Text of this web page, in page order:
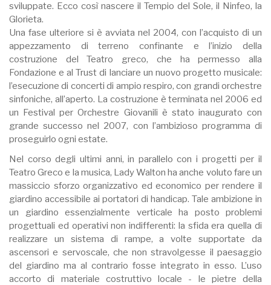
sviluppate. Ecco così nascere il Tempio del Sole, il Ninfeo, la
Glorieta.
Una fase ulteriore si è avviata nel 2004, con l’acquisto di un
appezzamento di terreno confinante e l’inizio della
costruzione del Teatro greco, che ha permesso alla
Fondazione e al Trust di lanciare un nuovo progetto musicale:
l’esecuzione di concerti di ampio respiro, con grandi orchestre
sinfoniche, all’aperto. La costruzione è terminata nel 2006 ed
un Festival per Orchestre Giovanili è stato inaugurato con
grande successo nel 2007, con l’ambizioso programma di
proseguirlo ogni estate.
Nel corso degli ultimi anni, in parallelo con i progetti per il
Teatro Greco e la musica, Lady Walton ha anche voluto fare un
massiccio sforzo organizzativo ed economico per rendere il
giardino accessibile ai portatori di handicap. Tale ambizione in
un giardino essenzialmente verticale ha posto problemi
progettuali ed operativi non indifferenti: la sfida era quella di
realizzare un sistema di rampe, a volte supportate da
ascensori e servoscale, che non stravolgesse il paesaggio
del giardino ma al contrario fosse integrato in esso. L’uso
accorto di materiale costruttivo locale - le pietre della